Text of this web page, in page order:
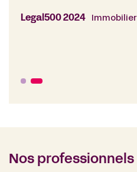
Legal500 2024 Immobilier
Nos professionnels